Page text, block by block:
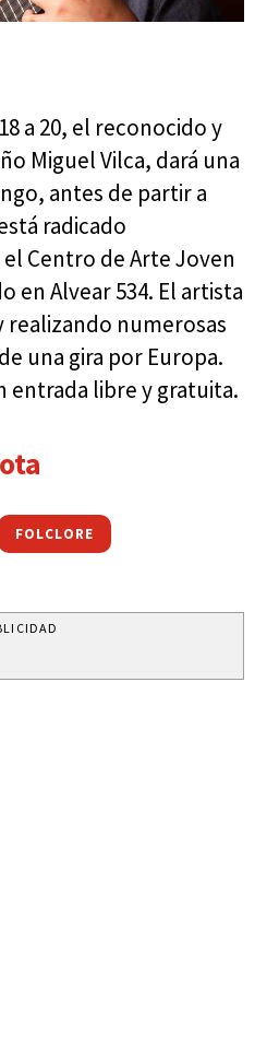
a 20, el reconocido y
Miguel Vilca, dará una
antes de partir a
radicado
Centro de Arte Joven
en Alvear 534. El artista
realizando numerosas
una gira por Europa.
entrada libre y gratuita.
FOLCLORE